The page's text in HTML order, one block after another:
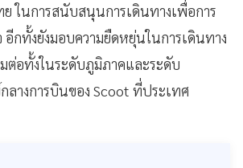
ในการสนับสนุนการเดินทางเพื่อการ
กทั้งยังมอบความยืดหยุ่นในการเดินทาง
ต่อทั้งในระดับภูมิภาคและระดับ
างการบินของ Scoot ที่ประเทศ